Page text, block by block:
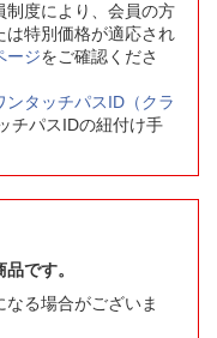
制度により、会員の方
は特別価格が適応され
ージをご確認くださ
ンタッチパスID（クラ
チパスIDの紐付け手
です。
る場合がございま